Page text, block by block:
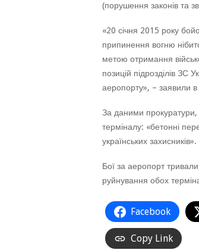
(порушення законів та
«20 січня 2015 року
припинення вогню
метою отримання
позицій підрозділів ЗС
аеропорту», – заявили
За даними прокуратури,
терміналу: «бетонні
українських захисників».
Бої за аеропорт
руйнування обох
Facebook
Copy Link